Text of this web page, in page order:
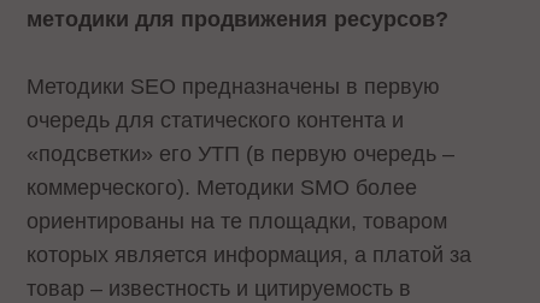
методики для продвижения ресурсов?
Методики SEO предназначены в первую
очередь для статического контента и
«подсветки» его УТП (в первую очередь –
коммерческого). Методики SMO более
ориентированы на те площадки, товаром
которых является информация, а платой за
товар – известность и цитируемость в